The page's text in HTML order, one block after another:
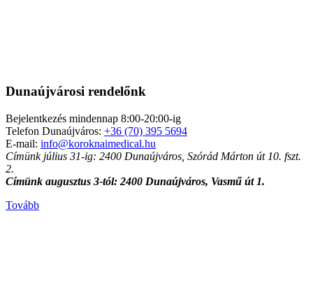
Dunaújvárosi rendelőnk
Bejelentkezés mindennap 8:00-20:00-ig
Telefon Dunaújváros: +36 (70) 395 5694
E-mail: info@koroknaimedical.hu
Címünk július 31-ig: 2400 Dunaújváros, Szórád Márton út 10. fszt.
2.
Címünk augusztus 3-tól: 2400 Dunaújváros, Vasmű út 1.
Tovább